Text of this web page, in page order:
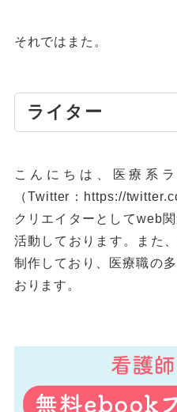
それではまた。
ライター
こんにちは、医療系
（Twitter： https://
クリエイターとしてweb
活動しております。また
制作しており、医療職の
おります。